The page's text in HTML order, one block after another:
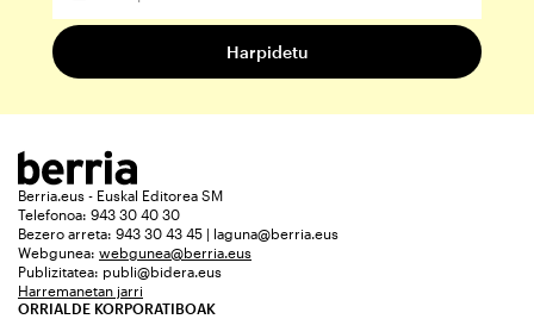
Berria.eus - Euskal Editorea SM
Telefonoa: 943 30 40 30
Bezero arreta: 943 30 43 45 | laguna@berria.eus
Webgunea: webgunea@berria.eus
Publizitatea: publi@bidera.eus
Harremanetan jarri
ORRIALDE KORPORATIBOAK